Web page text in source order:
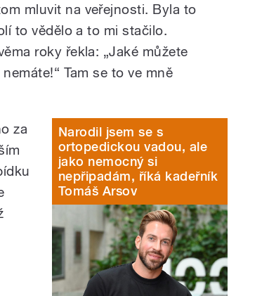
mluvit na veřejnosti. Byla to
to vědělo a to mi stačilo.
roky řekla: „Jaké můžete
Tam se to ve mně
Narodil jsem se s
ortopedickou vadou, ale
jako nemocný si
nepřipadám, říká kadeřník
Tomáš Arsov
za